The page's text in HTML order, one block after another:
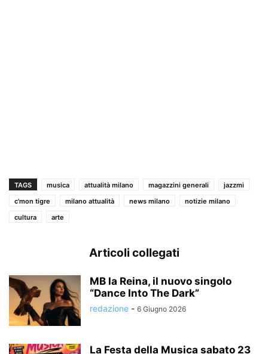
TAGS musica attualità milano magazzini generali
jazzmi
c'mon tigre
milano attualità news milano
notizie milano
cultura
arte
Articoli collegati
MB la Reina, il nuovo singolo
“Dance Into The Dark”
redazione - 6 Giugno 2026
La Festa della Musica sabato 23